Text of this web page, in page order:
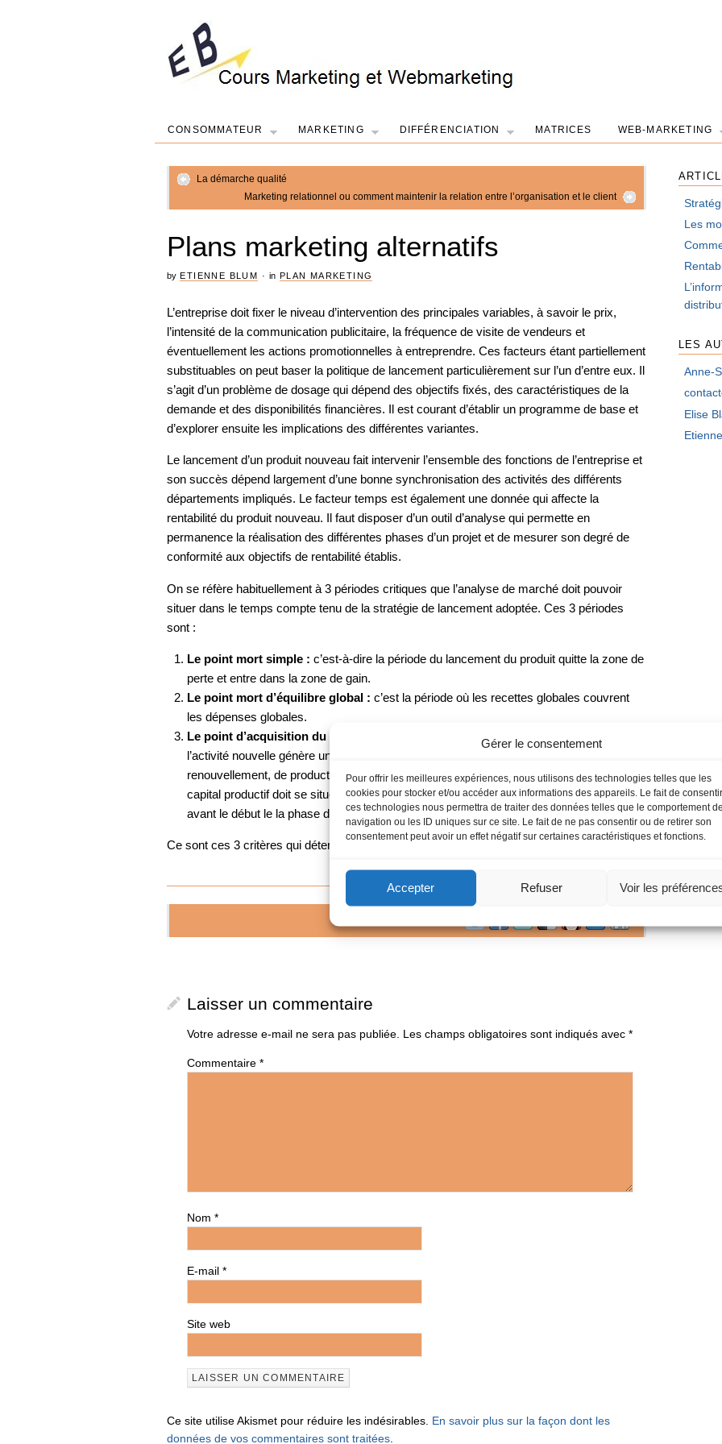
Gérer le consentement
Pour offrir les meilleures expériences, nous utilisons des technologies telles que les
cookies pour stocker et/ou accéder aux informations des appareils. Le fait de
ces technologies nous permettra de traiter des données telles que le comportement de
navigation ou les ID uniques sur ce site. Le fait de ne pas consentir ou de retirer son
consentement peut avoir un effet négatif sur certaines caractéristiques et fonctions.
Accepter Refuser Voir les
CONSOMMATEUR MARKETING DIFFÉRENCIATION MATRICES WEB-MARKETING
La démarche qualité
Marketing relationnel ou comment maintenir la relation entre l’organisation et le client
Plans marketing alternatifs
by ETIENNE BLUM ·in PLAN MARKETING
L’entreprise doit fixer le niveau d’intervention des principales variables, à savoir le prix,
l’intensité de la communication publicitaire, la fréquence de visite de vendeurs et
éventuellement les actions promotionnelles à entreprendre. Ces facteurs étant partiellement
substituables on peut baser la politique de lancement particulièrement sur l’un d’entre eux. Il
s’agit d’un problème de dosage qui dépend des objectifs fixés, des caractéristiques de la
demande et des disponibilités financières. Il est courant d’établir un programme de base et
d’explorer ensuite les implications des différentes variantes.
Le lancement d’un produit nouveau fait intervenir l’ensemble des fonctions de l’entreprise et
son succès dépend largement d’une bonne synchronisation des activités des différents
départements impliqués. Le facteur temps est également une donnée qui affecte la
rentabilité du produit nouveau. Il faut disposer d’un outil d’analyse qui permette en
permanence la réalisation des différentes phases d’un projet et de mesurer son degré de
conformité aux objectifs de rentabilité établis.
On se réfère habituellement à 3 périodes critiques que l’analyse de marché doit pouvoir
situer dans le temps compte tenu de la stratégie de lancement adoptée. Ces 3 périodes
sont :
Le point mort simple : c’est-à-dire la période du lancement du produit quitte la zone de
perte et entre dans la zone de gain.
Le point mort d’équilibre global : c’est la période où les recettes globales couvrent
les dépenses globales.
Le point d’acquisition du capital productif :
c’est-à-dire la période dans laquelle
l’activité nouvelle génère un surplus financier permettant des investissements de
renouvellement, de productivité ou d’extension. Idéalement le point d’acquisition du
capital productif doit se situer avant le point maximum de la courbe de vie, c’est-à-dire
avant le début le la phase de maturité.
Ce sont ces 3 critères qui déterminent la viabilité économique de toute activité nouvelle.
Laisser un commentaire
Votre adresse e-mail ne sera pas publiée. Les champs obligatoires sont indiqués avec *
Commentaire *
Nom *
E-mail *
Site web
Ce site utilise Akismet pour réduire les indésirables. En savoir plus sur la façon dont les
données de vos commentaires sont traitées.
Les
LES
Anne-
Elise